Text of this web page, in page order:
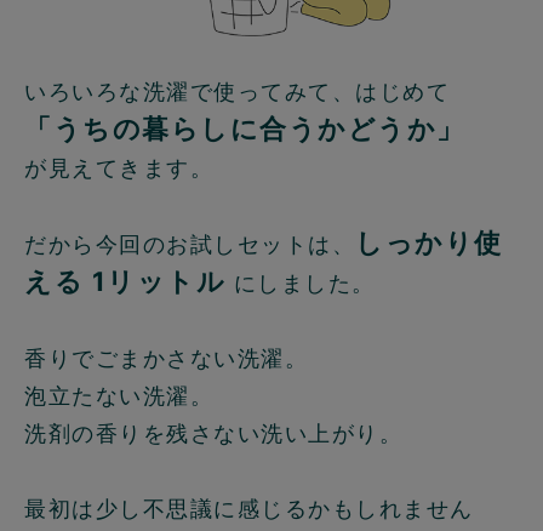
いろいろな洗濯で使ってみて、はじめて
「うちの暮らしに合うかどうか」
が見えてきます。
だから今回のお試しセットは、
しっかり使
える 1リットル にしました。
香りでごまかさない洗濯。
泡立たない洗濯。
洗剤の香りを残さない洗い上がり。
最初は少し不思議に感じるかもしれません